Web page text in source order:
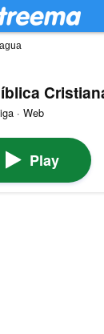
· Web
Play